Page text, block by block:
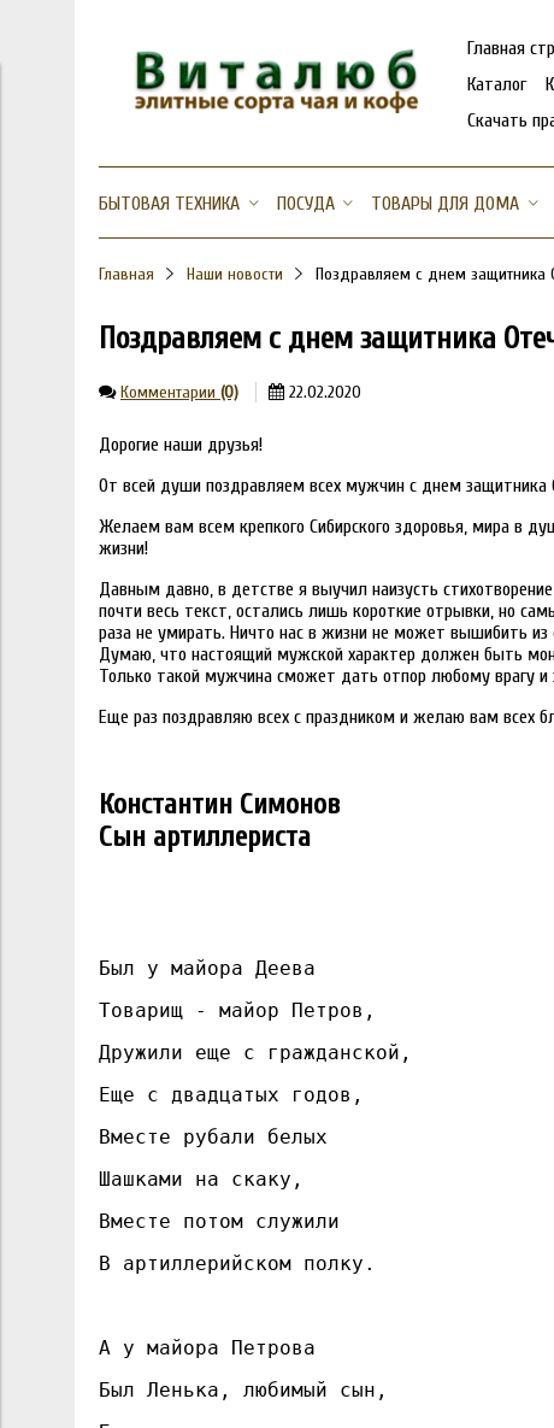
Главная
Каталог
Скачать
БЫТОВАЯ ТЕХНИКА ПОСУДА ТОВАРЫ ДЛЯ ДОМА
Главная Наши новости Поздравляем с днем защитника
Поздравляем с днем защитника
Комментарии (0) 22.02.2020
Дорогие наши друзья!
От всей души поздравляем всех мужчин с днем защитника
Желаем вам всем крепкого Сибирского здоровья, мира в
жизни!
Давным давно, в детстве я выучил наизусть
почти весь текст, остались лишь короткие отрывки, но
раза не умирать. Ничто нас в жизни не может вышибить
Думаю, что настоящий мужской характер должен быть
Только такой мужчина сможет дать отпор любому врагу
Еще раз поздравляю всех с праздником и желаю вам всех
Константин Симонов
Сын артиллериста
Был у майора Деева
Товарищ - майор Петров,
Дружили еще с гражданской,
Еще с двадцатых годов,
Вместе рубали белых
Шашками на скаку,
Вместе потом служили
В артиллерийском полку.
А у майора Петрова
Был Ленька, любимый сын,